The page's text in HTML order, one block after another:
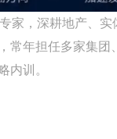
家，深耕地产、
常年担任多家集
内训。